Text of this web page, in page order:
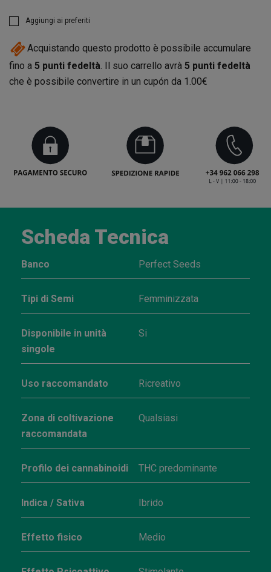
Aggiungi ai preferiti
Acquistando questo prodotto è possibile accumulare
fino a 5 punti fedeltà. Il suo carrello avrà 5 punti fedeltà
che è possibile convertire in un cupón da 1.00€
Scheda Tecnica
Banco Perfect Seeds
Tipi di Semi Femminizzata
Disponibile in unità
singole
Si
Uso raccomandato Ricreativo
Zona di coltivazione
raccomandata
Qualsiasi
Profilo dei cannabinoidi THC predominante
Indica / Sativa Ibrido
Effetto fisico Medio